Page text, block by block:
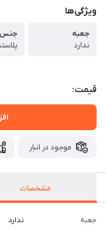
ویژگی‌ها
جعبه
ندارد
جنس
قیمت:
موجود در انبار
مشخصات
جعبه ندارد